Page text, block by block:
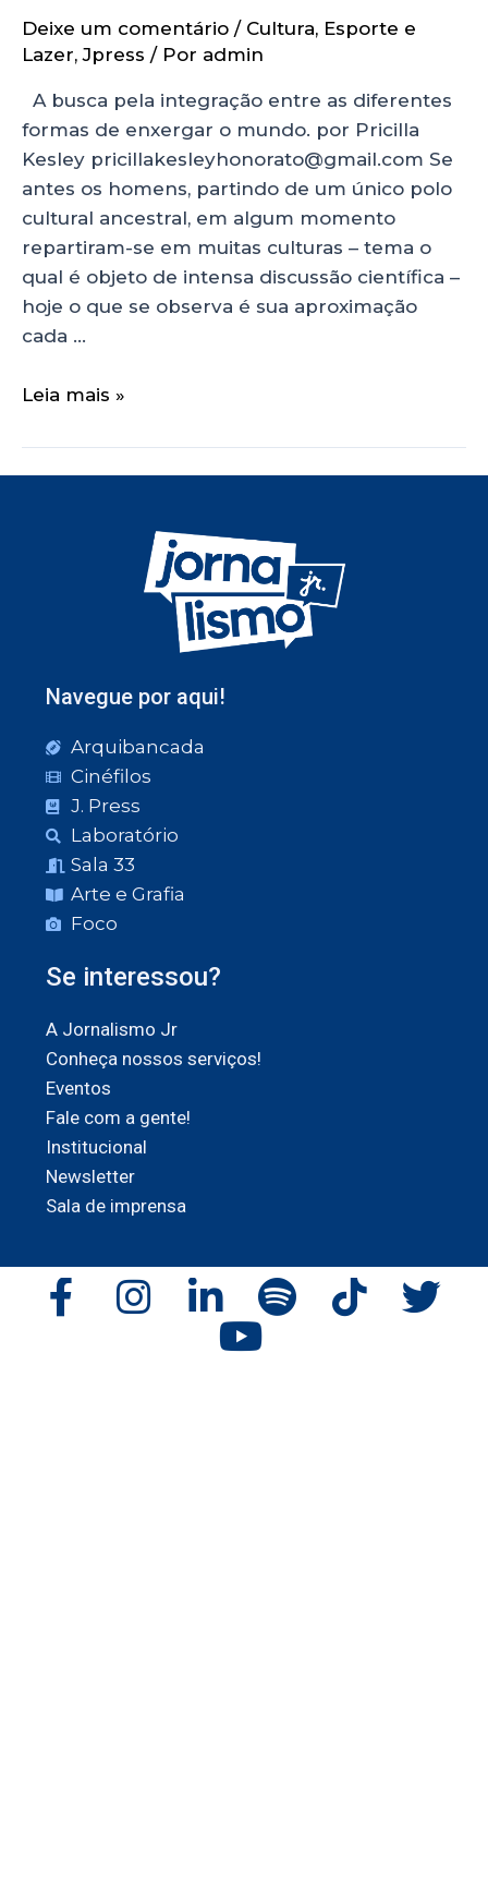
Deixe um comentário / Cultura, Esporte e
Lazer,Jpress / Por admin
A busca pela integração entre as diferentes
formas de enxergar o mundo. por Pricilla
Kesley pricillakesleyhonorato@gmail.com Se
antes os homens, partindo de um único polo
cultural ancestral, em algum momento
repartiram-se em muitas culturas – tema o
qual é objeto de intensa discussão científica –
hoje o que se observa é sua aproximação
cada …
Leia mais »
Navegue por aqui!
Arquibancada
Cinéfilos
J. Press
Laboratório
Sala 33
Arte e Grafia
Foco
Se interessou?
A Jornalismo Jr
Conheça nossos serviços!
Eventos
Fale com a gente!
Institucional
Newsletter
Sala de imprensa